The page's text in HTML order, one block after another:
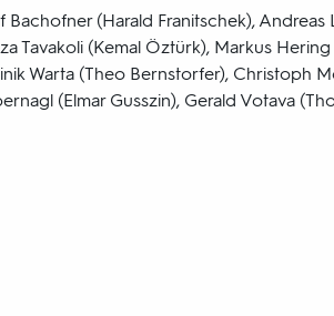
Bachofner (Harald Franitschek), Andreas
Tavakoli (Kemal Öztürk), Markus
Warta (Theo Bernstorfer), Christoph
(Elmar Gusszin), Gerald Votava